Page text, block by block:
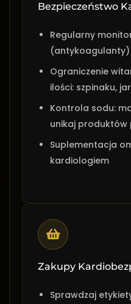
Bezpieczeństwo
Regularny
(antykoagulanty)
Ograniczenie
ilości: szpinaku,
Kontrola sodu:
unikaj produktów
Suplementacja
kardiologiem
Zakupy
Sprawdzaj